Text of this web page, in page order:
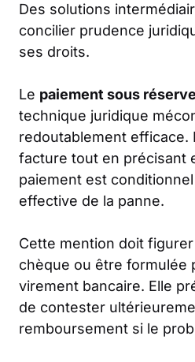
Des solutions
concilier prudence
ses droits.
Le paiement sous réserve
technique juridique
redoutablement efficace.
facture tout en précisant
paiement est
effective de la panne.
Cette mention doit
chèque ou être formulée
virement bancaire. Elle
de contester
remboursement si le